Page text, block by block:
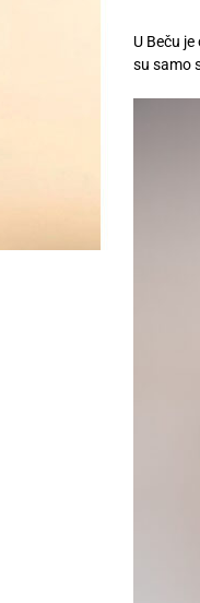
U Beču
su samo